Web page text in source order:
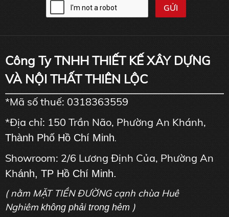
Công Ty TNHH THIẾT KẾ XÂY DỰNG
VÀ NỘI THẤT THIÊN LỘC
*Mã số thuế: 0318363559
*Địa chỉ: 150 Trần Não, Phường An Khánh,
Thành Phố Hồ Chí Minh.
Showroom: 2/6 Lương Định Của, Phường An
Khánh, TP Hồ Chí Minh.
( nằm MẶT TIỀN ĐƯỜNG cạnh chùa Huê
Nghiêm không phải trong hẻm )